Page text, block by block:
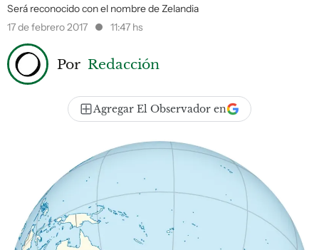
Será reconocido con el nombre de Zelandia
17 de febrero 2017
11:47 hs
Por Redacción
Agregar El Observador en